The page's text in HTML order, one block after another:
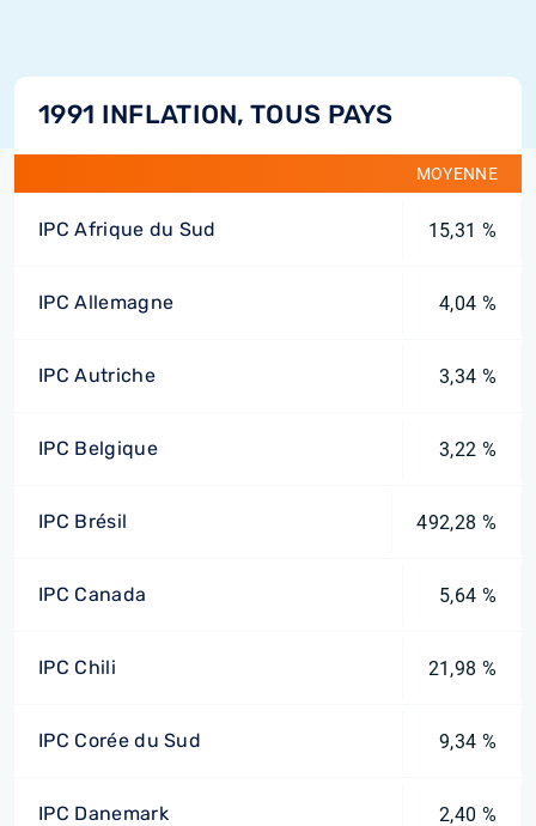
1991 INFLATION, TOUS PAYS
MOYENNE
IPC Afrique du Sud 15,31 %
IPC Allemagne 4,04 %
IPC Autriche 3,34 %
IPC Belgique 3,22 %
IPC Brésil 492,28 %
IPC Canada 5,64 %
IPC Chili 21,98 %
IPC Corée du Sud 9,34 %
IPC Danemark 2,40 %